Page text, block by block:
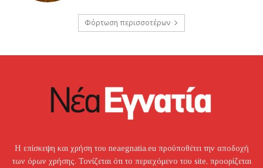
Φόρτωση περισσοτέρων
Η επίσκεψη και χρήση του neaegnatia.eu προϋποθέτει την αποδοχή
των όρων χρήσης. Τονίζεται ότι το περιεχόμενο του site, προορίζεται